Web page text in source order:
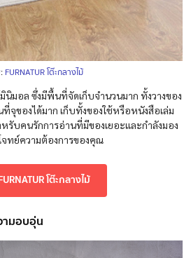
FURNATUR โต๊ะกลางไม้
นิมอล ซึ่งมีพื้นที่จัดเก็บจำนวนมาก ทั้งวางของ
จุของได้มาก เก็บทั้งของใช้หรือหนังสือเล่ม
รับคนรักการอ่านที่มีของเยอะและกำลังมอง
ทย์ความต้องการของคุณ
โต๊ะกลางไม้
ามอบอุ่น